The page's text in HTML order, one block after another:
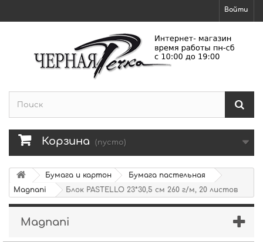
Войти
Корзина (пусто)
Бумага и картон
Бумага пастельная
Magnani
Блок PASTELLO 23*30,5 см 260 г/м, 20 листов
Magnani